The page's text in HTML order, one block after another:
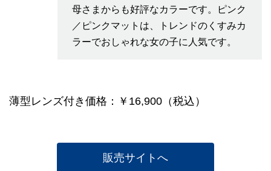
母さまからも好評なカラーです。ピンク
／ピンクマットは、トレンドのくすみカ
ラーでおしゃれな女の子に人気です。
薄型レンズ付き価格：￥16,900（税込）
販売サイトへ